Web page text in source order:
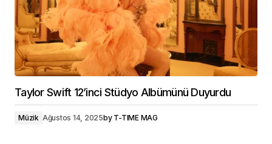
Taylor Swift 12’inci Stüdyo Albümünü Duyurdu
Müzik Ağustos 14, 2025by T-TIME MAG